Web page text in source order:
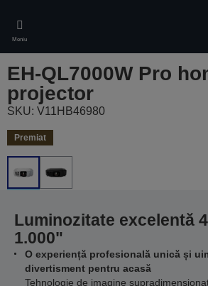
main
content
Meniu
EH-QL7000W Pro
projector
SKU: V11HB46980
Premiat
Luminozitate excelentă
1.000"
O experiență profesională unică și
divertisment pentru acasă
Tehnologie de imagine